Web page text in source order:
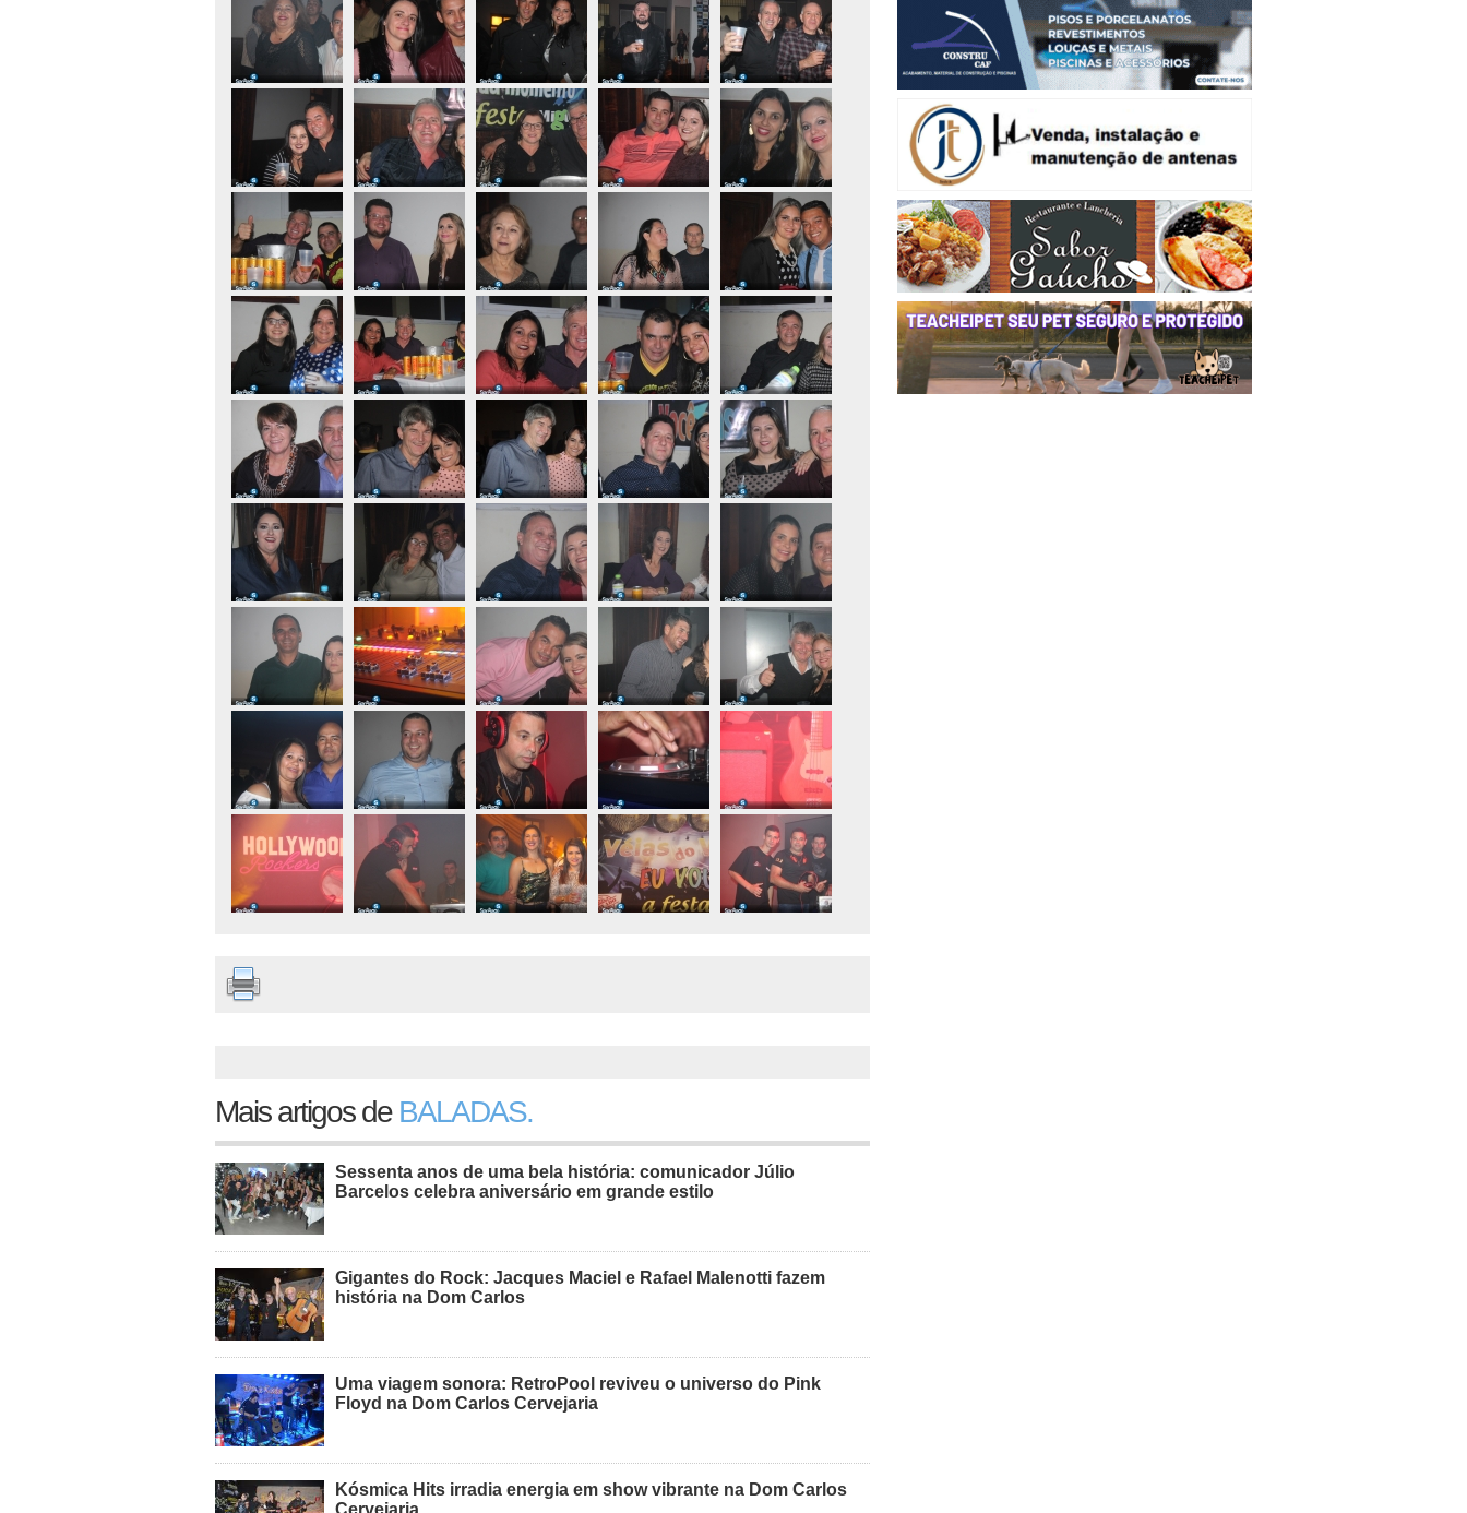
Mais artigos de BALADAS.
Sessenta anos de uma bela história: comunicador Júlio
Barcelos celebra aniversário em grande estilo
Gigantes do Rock: Jacques Maciel e Rafael Malenotti fazem
história na Dom Carlos
Uma viagem sonora: RetroPool reviveu o universo do Pink
Floyd na Dom Carlos Cervejaria
Kósmica Hits irradia energia em show vibrante na Dom Carlos